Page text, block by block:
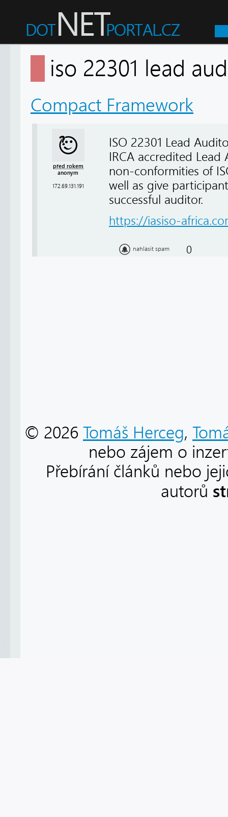
iso 22301 lead
Compact Framework
před rokem
anonym
172.69.131.191
ISO 22301 Lead
IRCA accredited
non-conformities of
well as give
successful auditor.
https://iasiso-
nahlásit spam 0
© 2026 Tomáš Herceg,
nebo zájem o
Přebírání článků nebo
autorů